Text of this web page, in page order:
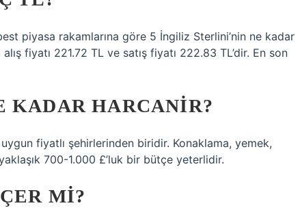
piyasa rakamlarına göre 5 İngiliz Sterlini’nin ne kadar
fiyatı 221.72 TL ve satış fiyatı 222.83 TL’dir. En son
KADAR HARCANIR?
fiyatlı şehirlerinden biridir. Konaklama, yemek,
700-1.000 £’luk bir bütçe yeterlidir.
MI?